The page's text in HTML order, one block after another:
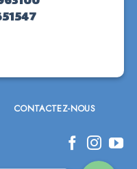
CONTACTEZ-NOUS
Phone